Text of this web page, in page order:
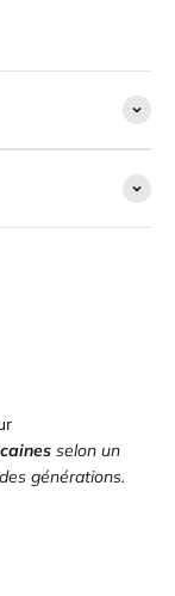
selon un
générations.